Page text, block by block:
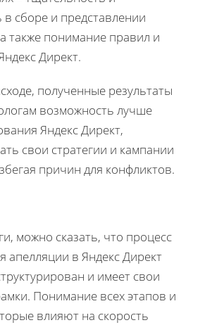
в сборе и представлении
также понимание правил и
Директ.
полученные результаты
возможность лучше
Яндекс Директ,
свои стратегии и кампании
причин для конфликтов.
можно сказать, что процесс
апелляции в Яндекс Директ
и имеет свои
Понимание всех этапов и
влияют на скорость